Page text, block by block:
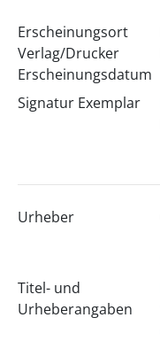
Erscheinungsort
Verlag/Drucker
Erscheinungsdatum
Signatur Exemplar
Urheber
Titel- und
Urheberangaben